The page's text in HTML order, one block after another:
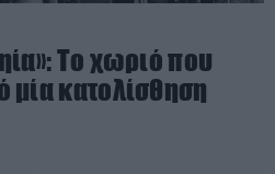
Το χωριό που
μία κατολίσθηση